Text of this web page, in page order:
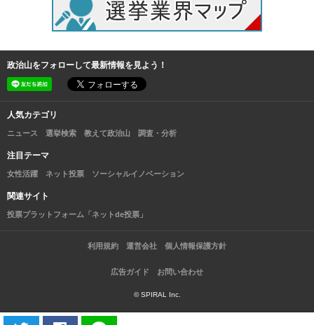
政治山をフォローして最新情報を見よう！
人気カテゴリ
ニュース 選挙検索 教えて政治山 調査・分析
注目テーマ
女性活躍 ネット投票 ソーシャルイノベーション
関連サイト
投票プラットフォーム「ネットde投票」
利用規約 運営会社 個人情報保護方針
広告ガイド お問い合わせ
© SPIRAL Inc.